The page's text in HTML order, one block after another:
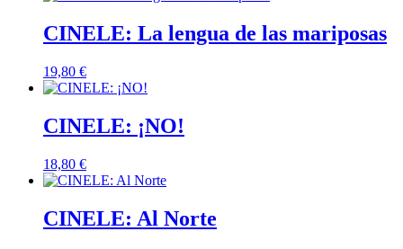
CINELE: La lengua de las mariposas
19,80 €
CINELE: ¡NO!
18,80 €
CINELE: Al Norte